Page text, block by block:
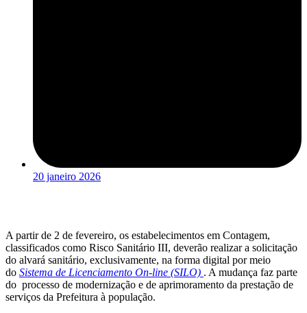
20 janeiro 2026
A partir de 2 de fevereiro, os estabelecimentos em Contagem,
classificados como Risco Sanitário III, deverão realizar a solicitação
do alvará sanitário, exclusivamente, na forma digital por meio
do Sistema de Licenciamento On-line (SILO) . A mudança faz parte
do processo de modernização e de aprimoramento da prestação de
serviços da Prefeitura à população.